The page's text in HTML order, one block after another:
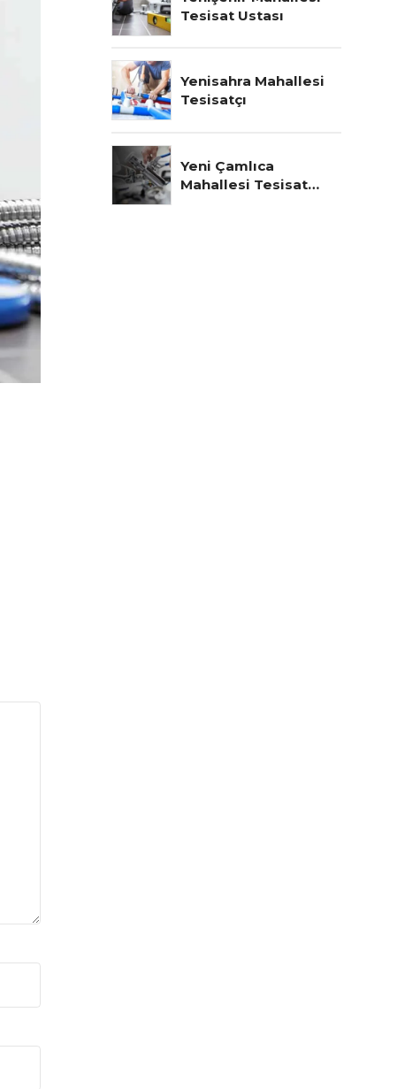
Tesisat Ustası
Yenisahra Mahallesi
Tesisatçı
Yeni Çamlıca
Mahallesi Tesisat